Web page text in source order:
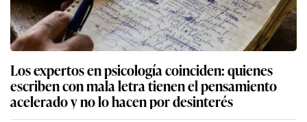
Los expertos en psicología coinciden: quienes
escriben con mala letra tienen el pensamiento
acelerado y no lo hacen por desinterés